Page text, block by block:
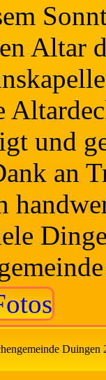
Altar
und
an
Duingen